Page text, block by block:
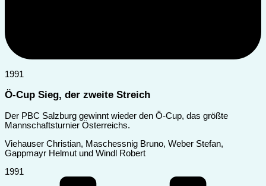
1991
Ö-Cup Sieg, der zweite Streich
Der PBC Salzburg gewinnt wieder den Ö-Cup, das größte
Mannschaftsturnier Österreichs.
Viehauser Christian, Maschessnig Bruno, Weber Stefan,
Gappmayr Helmut und Windl Robert
1991